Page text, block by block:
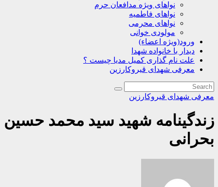
نواهای ویژه مدافعان حرم
نواهای فاطمیه
نواهای محرمی
مولودی خوانی
ورود(ویژه اعضاء)
دیدار با خانواده شهدا
علت نام گذاری کمیل مدیا چیست ؟
معرفی شهدای قیروکارزین
معرفی شهدای قیروکارزین
زندگینامه شهید سید محمد حسین
بحرانی